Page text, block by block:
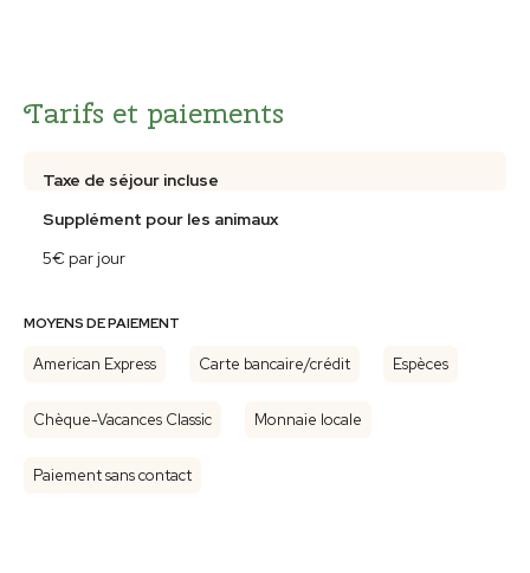
Tarifs et paiements
Taxe de séjour incluse
Supplément pour les animaux
5€ par jour
MOYENS DE PAIEMENT
American Express Carte bancaire/crédit Espèces
Chèque-Vacances Classic Monnaie locale
Paiement sans contact